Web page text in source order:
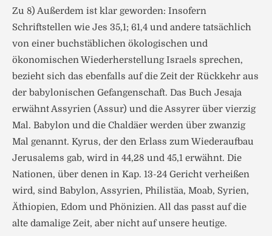
Zu 8) Außerdem ist klar geworden: Insofern
Schriftstellen wie Jes 35,1; 61,4 und andere tatsächlich
von einer buchstäblichen ökologischen und
ökonomischen Wiederherstellung Israels sprechen,
bezieht sich das ebenfalls auf die Zeit der Rückkehr aus
der babylonischen Gefangenschaft. Das Buch Jesaja
erwähnt Assyrien (Assur) und die Assyrer über vierzig
Mal. Babylon und die Chaldäer werden über zwanzig
Mal genannt. Kyrus, der den Erlass zum Wiederaufbau
Jerusalems gab, wird in 44,28 und 45,1 erwähnt. Die
Nationen, über denen in Kap. 13-24 Gericht verheißen
wird, sind Babylon, Assyrien, Philistäa, Moab, Syrien,
Äthiopien, Edom und Phönizien. All das passt auf die
alte damalige Zeit, aber nicht auf unsere heutige.